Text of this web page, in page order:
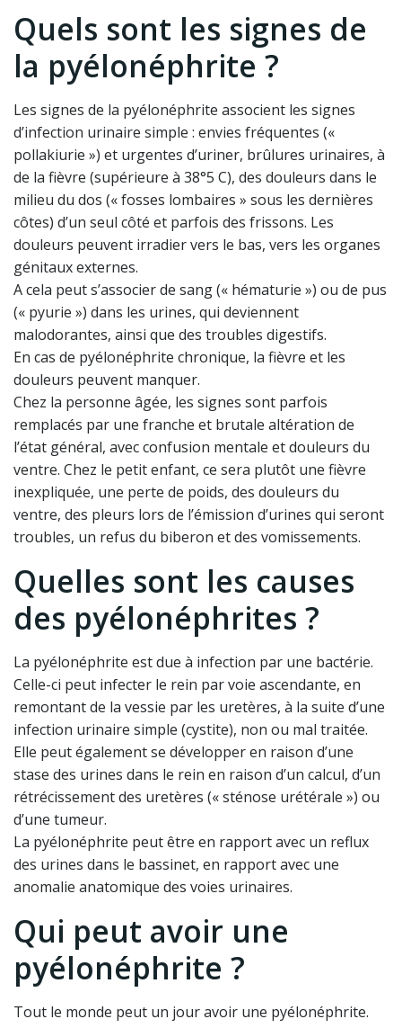
Quels sont les signes de
la pyélonéphrite ?
Les signes de la pyélonéphrite associent les signes
d’infection urinaire simple : envies fréquentes («
pollakiurie ») et urgentes d’uriner, brûlures urinaires, à
de la fièvre (supérieure à 38°5 C), des douleurs dans le
milieu du dos (« fosses lombaires » sous les dernières
côtes) d’un seul côté et parfois des frissons. Les
douleurs peuvent irradier vers le bas, vers les organes
génitaux externes.
A cela peut s’associer de sang (« hématurie ») ou de pus
(« pyurie ») dans les urines, qui deviennent
malodorantes, ainsi que des troubles digestifs.
En cas de pyélonéphrite chronique, la fièvre et les
douleurs peuvent manquer.
Chez la personne âgée, les signes sont parfois
remplacés par une franche et brutale altération de
l’état général, avec confusion mentale et douleurs du
ventre. Chez le petit enfant, ce sera plutôt une fièvre
inexpliquée, une perte de poids, des douleurs du
ventre, des pleurs lors de l’émission d’urines qui seront
troubles, un refus du biberon et des vomissements.
Quelles sont les causes
des pyélonéphrites ?
La pyélonéphrite est due à infection par une bactérie.
Celle-ci peut infecter le rein par voie ascendante, en
remontant de la vessie par les uretères, à la suite d’une
infection urinaire simple (cystite), non ou mal traitée.
Elle peut également se développer en raison d’une
stase des urines dans le rein en raison d’un calcul, d’un
rétrécissement des uretères (« sténose urétérale ») ou
d’une tumeur.
La pyélonéphrite peut être en rapport avec un reflux
des urines dans le bassinet, en rapport avec une
anomalie anatomique des voies urinaires.
Qui peut avoir une
pyélonéphrite ?
Tout le monde peut un jour avoir une pyélonéphrite.